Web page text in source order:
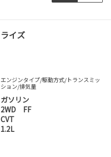
ライズ
エンジンタイプ/駆動方式/トランスミッ
ション/排気量
ガソリン
2WD FF
CVT
1.2L